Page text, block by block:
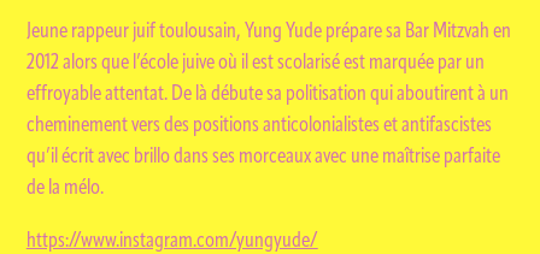
Jeune rappeur juif toulousain, Yung Yude prépare sa Bar Mitzvah en
2012 alors que l’école juive où il est scolarisé est marquée par un
effroyable attentat. De là débute sa politisation qui aboutirent à un
cheminement vers des positions anticolonialistes et antifascistes
qu’il écrit avec brillo dans ses morceaux avec une maîtrise parfaite
de la mélo.
https://www.instagram.com/yungyude/